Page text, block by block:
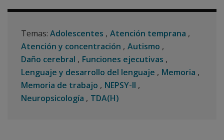
Temas: Adolescentes
Atención temprana
Atención y concentración
Autismo
Daño cerebral
Funciones ejecutivas
Lenguaje y desarrollo del lenguaje
Memoria
Memoria de trabajo
NEPSY-II
Neuropsicología
TDA(H)